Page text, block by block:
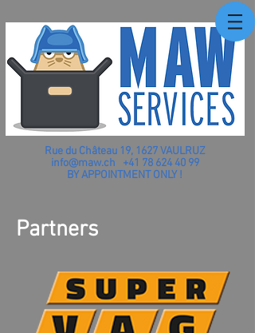
Rue du Château 19, 1627 VAULRUZ
info@maw.ch
+41 78 624 40 99
BY APPOINTMENT ONLY !
Partners